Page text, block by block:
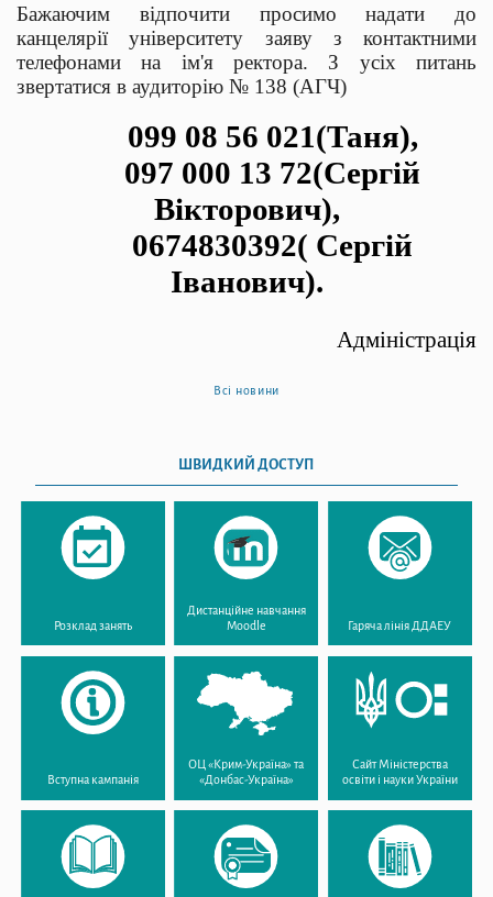
Бажаючим відпочити просимо надати до
канцелярії університету заяву з контактними
телефонами на ім'я ректора. З усіх питань
звертатися в аудиторію № 138 (АГЧ)
099 08 56 021(Таня),
097 000 13 72(Сергій
Вікторович),
0674830392( Сергій
Іванович).
Адміністрація
Всі новини
ШВИДКИЙ ДОСТУП
Розклад занять
Дистанційне навчання
Moodle
Гаряча лінія ДДАЕУ
Вступна кампанія
ОЦ «Крим-Україна» та
«Донбас-Україна»
Сайт Міністерства
освіти і науки України